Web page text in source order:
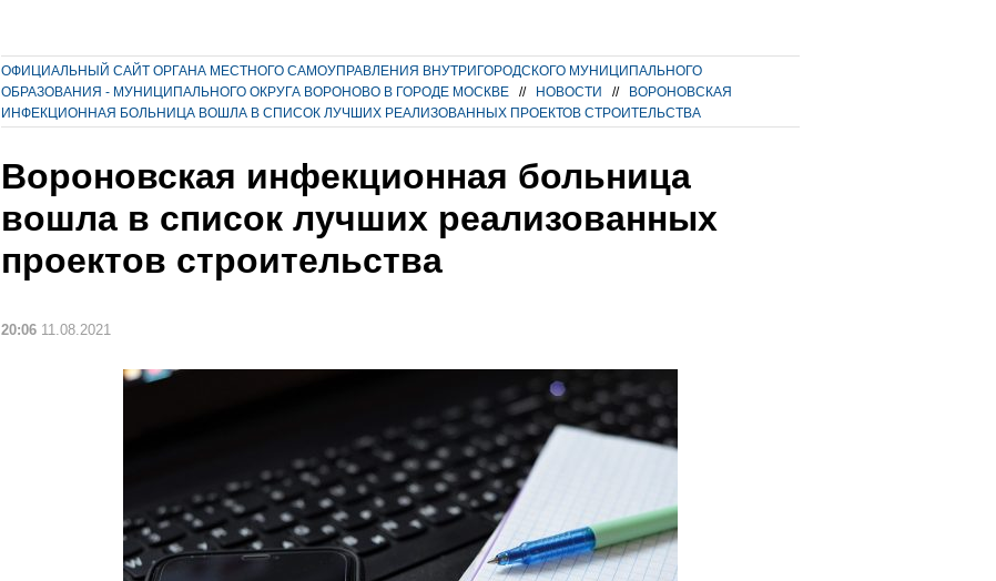
ОФИЦИАЛЬНЫЙ САЙТ ОРГАНА МЕСТНОГО САМОУПРАВЛЕНИЯ ВНУТРИГОРОДСКОГО МУНИЦИПАЛЬНОГО
ОБРАЗОВАНИЯ - МУНИЦИПАЛЬНОГО ОКРУГА ВОРОНОВО В ГОРОДЕ МОСКВЕ
// НОВОСТИ //
ВОРОНОВСКАЯ
ИНФЕКЦИОННАЯ БОЛЬНИЦА ВОШЛА В СПИСОК ЛУЧШИХ РЕАЛИЗОВАННЫХ ПРОЕКТОВ СТРОИТЕЛЬСТВА
Вороновская инфекционная больница
вошла в список лучших реализованных
проектов строительства
20:06 11.08.2021